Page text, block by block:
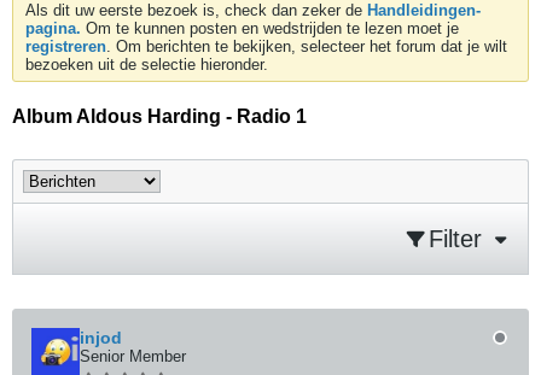
Als dit uw eerste bezoek is, check dan zeker de Handleidingen-
pagina. Om te kunnen posten en wedstrijden te lezen moet je
registreren. Om berichten te bekijken, selecteer het forum dat je wilt
bezoeken uit de selectie hieronder.
Album Aldous Harding - Radio 1
Filter
injod
Senior Member